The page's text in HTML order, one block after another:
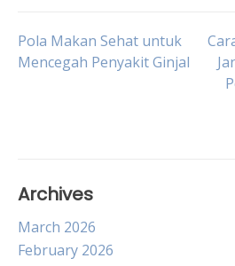
Post
Pola Makan Sehat untuk
Mencegah Penyakit Ginjal
Archives
March 2026
February 2026